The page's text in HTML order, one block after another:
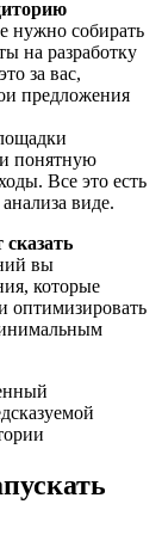
нужно собирать
на разработку
за вас,
предложения
и понятную
Все это есть
виде.
вы
которые
оптимизировать